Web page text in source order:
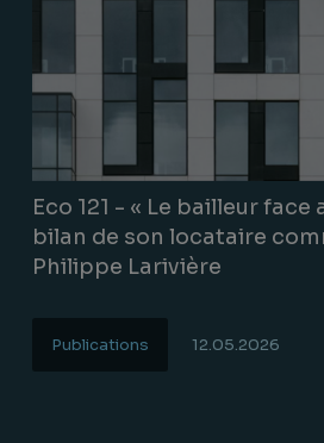
Eco 121 - « Le bailleur face
bilan de son locataire
Philippe Larivière
Publications 12.05.2026